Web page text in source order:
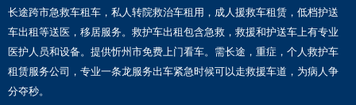
长途跨市急救车租车，私人转院救治车租用，成人援救车租赁，低档护送
车出租等送医，移居服务。救护车出租包含急救，救援和护送车上有专业
医护人员和设备。提供忻州市免费上门看车。需长途，重症，个人救护车
租赁服务公司，专业一条龙服务出车紧急时候可以走救援车道，为病人争
分夺秒。